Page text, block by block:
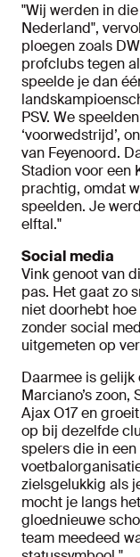
"Wij werden in
Nederland",
ploegen zoals
profclubs tegen
speelde je dan
PSV. We
‘voorwedstrijd’,
van Feyenoord.
Stadion voor een
prachtig, omdat
speelden. Je
elftal."
Social media
Vink genoot van
pas. Het gaat zo
niet doorhebt
zonder social
uitgemeten op
Daarmee is
Marciano’s zoon,
Ajax O17 en
op bij dezelfde
spelers die in
zielsgelukkig als
mocht je langs
gloednieuwe
team meedeed